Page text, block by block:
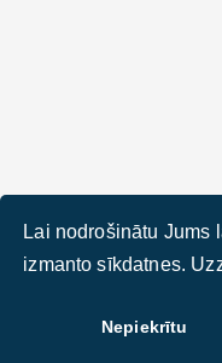
Lai nodrošinātu Jums
izmanto sīkdatnes.
Nepiekrītu